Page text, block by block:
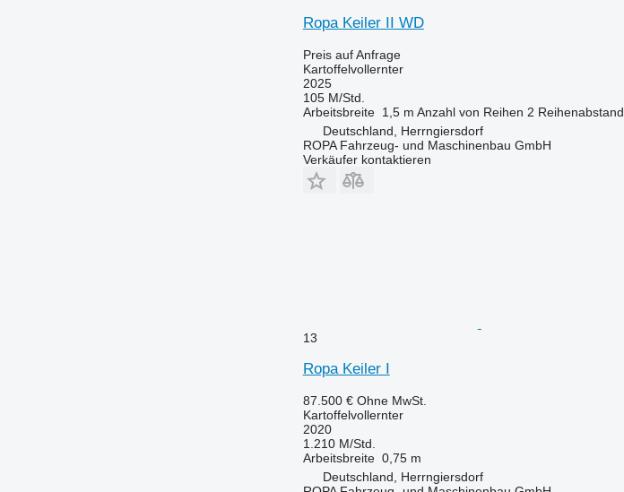
Ropa Keiler II WD
Preis auf Anfrage
Kartoffelvollernter
2025
105 M/Std.
Arbeitsbreite 1,5 m Anzahl von Reihen 2 Reihenabstand
Deutschland, Herrngiersdorf
ROPA Fahrzeug- und Maschinenbau GmbH
Verkäufer kontaktieren
13
Ropa Keiler I
87.500 € Ohne MwSt.
Kartoffelvollernter
2020
1.210 M/Std.
Arbeitsbreite 0,75 m
Deutschland, Herrngiersdorf